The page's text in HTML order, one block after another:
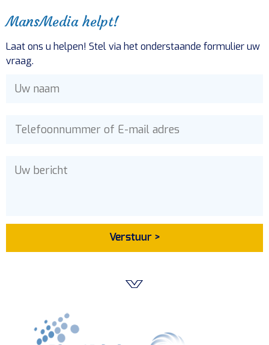
MansMedia helpt!
Laat ons u helpen! Stel via het onderstaande formulier uw
vraag.